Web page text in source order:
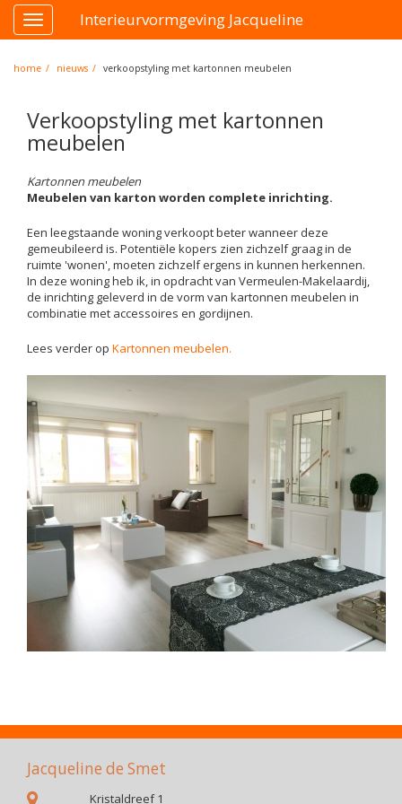
Toggle
navigation
Interieurvormgeving Jacqueline
home nieuws verkoopstyling met kartonnen meubelen
Verkoopstyling met kartonnen
meubelen
Kartonnen meubelen
Meubelen van karton worden complete inrichting.
Een leegstaande woning verkoopt beter wanneer deze
gemeubileerd is. Potentiële kopers zien zichzelf graag in de
ruimte 'wonen', moeten zichzelf ergens in kunnen herkennen.
In deze woning heb ik, in opdracht van Vermeulen-Makelaardij,
de inrichting geleverd in de vorm van kartonnen meubelen in
combinatie met accessoires en gordijnen.
Lees verder op Kartonnen meubelen.
Jacqueline de Smet
Kristaldreef 1